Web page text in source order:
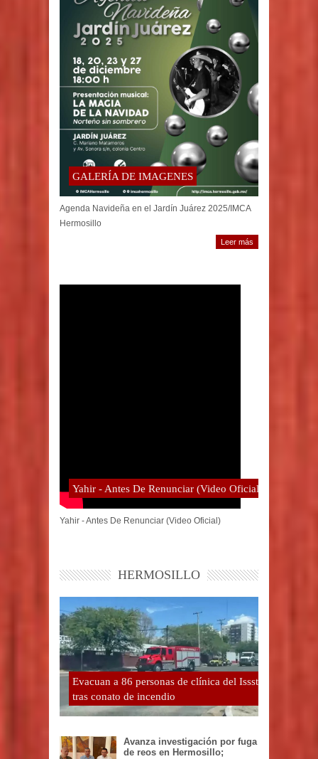
GALERÍA DE IMAGENES
Agenda Navideña en el Jardín Juárez 2025/IMCA
Hermosillo
Leer más
Yahir - Antes De Renunciar (Video Oficial)
Yahir - Antes De Renunciar (Video Oficial)
HERMOSILLO
Evacuan a 86 personas de clínica del Issste
tras conato de incendio
Avanza investigación por fuga
de reos en Hermosillo;